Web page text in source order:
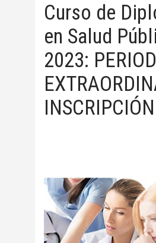
Curso de
en Salud
2023:
INSCRIPCIÓN